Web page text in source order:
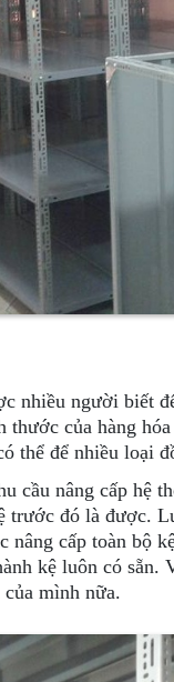
nhiều người biết
của hàng
thể để nhiều loại
cầu nâng cấp hệ
đó là được.
cấp toàn bộ
kệ luôn có
mình nữa.